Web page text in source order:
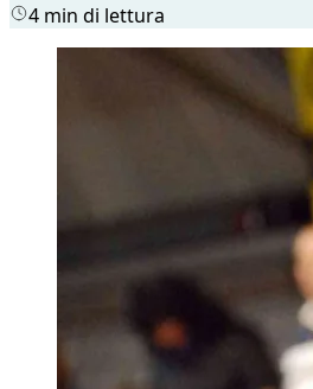
4 min di lettura